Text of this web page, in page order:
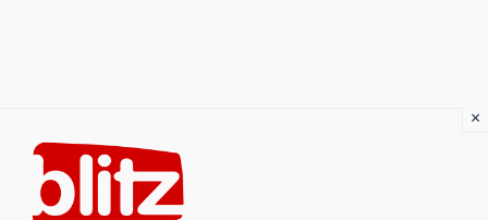
content
×